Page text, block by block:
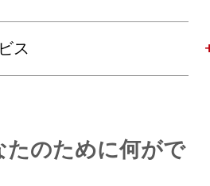
ス
のために何がで